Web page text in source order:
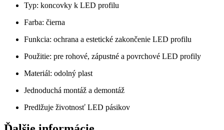
Typ: koncovky k LED profilu
Farba: čierna
Funkcia: ochrana a estetické zakončenie LED profilu
Použitie: pre rohové, zápustné a povrchové LED profily
Materiál: odolný plast
Jednoduchá montáž a demontáž
Predlžuje životnosť LED pásikov